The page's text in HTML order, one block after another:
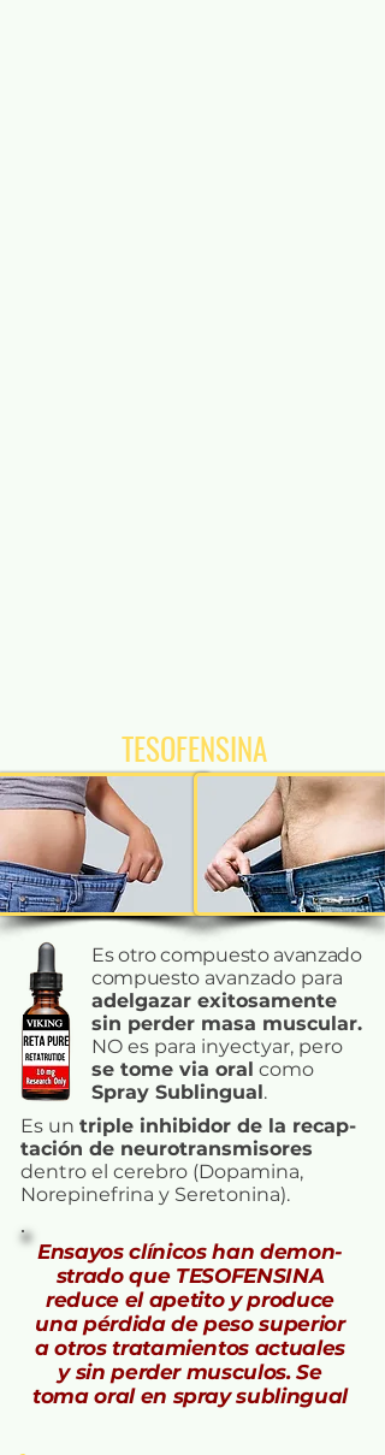
TESOFENSINA
Es otro compuesto avanzado
compuesto avanzado para
adelgazar exitosamente
sin perder masa muscular.
NO es para inyectyar, pero
se tome via oral como
Spray Sublingual.
Es un triple inhibidor de la recap-
tación de neurotransmisores
dentro el cerebro (Dopamina,
Norepinefrina y Seretonina).
Ensayos clínicos han demon-
strado que TESOFENSINA
reduce el apetito y produce
una pérdida de peso superior
a otros tratamientos actuales
y sin perder musculos. Se
toma oral en spray sublingual